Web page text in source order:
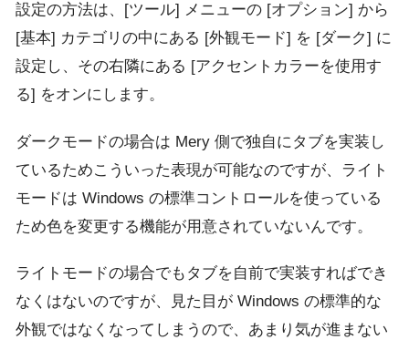
設定の方法は、[ツール] メニューの [オプション] から
[基本] カテゴリの中にある [外観モード] を [ダーク] に
設定し、その右隣にある [アクセントカラーを使用す
る] をオンにします。
ダークモードの場合は Mery 側で独自にタブを実装し
ているためこういった表現が可能なのですが、ライト
モードは Windows の標準コントロールを使っている
ため色を変更する機能が用意されていないんです。
ライトモードの場合でもタブを自前で実装すればでき
なくはないのですが、見た目が Windows の標準的な
外観ではなくなってしまうので、あまり気が進まない